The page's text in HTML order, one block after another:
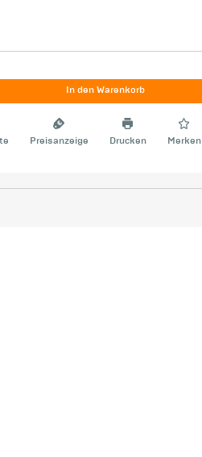
In den Warenkorb
Preisanzeige Drucken Merken